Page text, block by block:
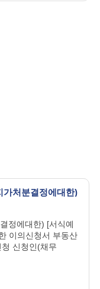
가처분결정에대한)
결정에대한) [서식예
이의신청서 부동산
신청인(채무